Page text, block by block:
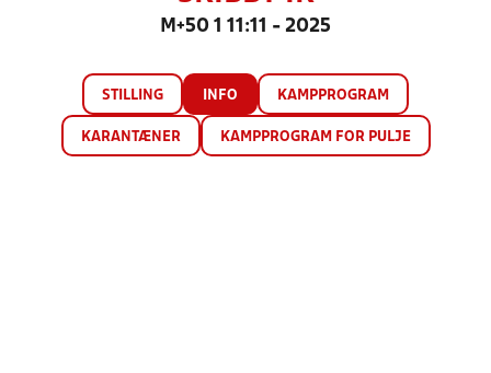
M+50 1 11:11 - 2025
STILLING INFO KAMPPROGRAM
KARANTÆNER KAMPPROGRAM FOR PULJE